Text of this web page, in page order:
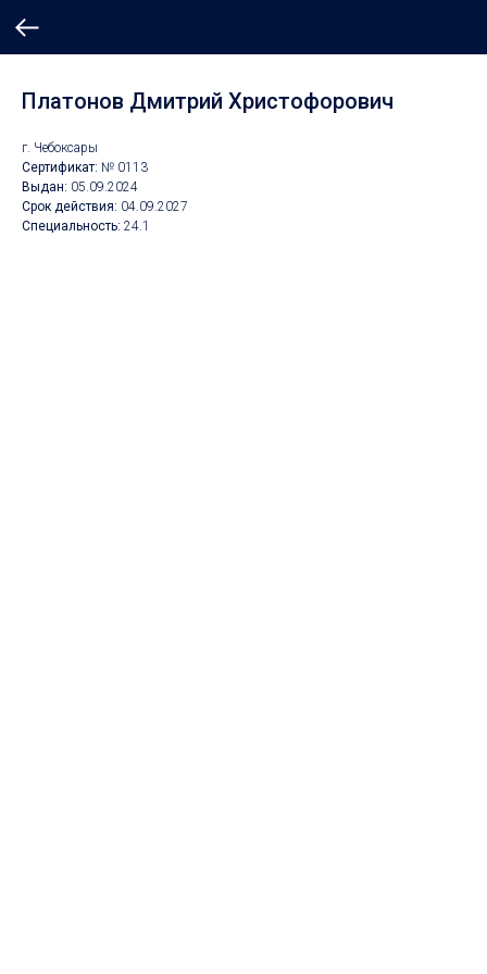
Платонов Дмитрий Христофорович
г. Чебоксары
Сертификат: № 0113
Выдан: 05.09.2024
Срок действия: 04.09.2027
Специальность: 24.1